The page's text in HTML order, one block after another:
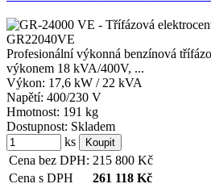
Profesionální výkonná benzínová
výkonem 18 kVA/400V, ...
Výkon: 17,6 kW / 22 kVA
Napětí: 400/230 V
Hmotnost: 191 kg
Dostupnost: Skladem
ks
Cena bez DPH: 215 800 Kč
Cena s DPH
261 118 Kč